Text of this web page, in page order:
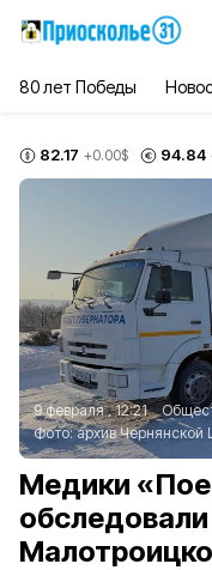
80 лет Победы
82.17 +0.00$ 94.84
9 февраля , 12:21
Фото:архив Чернянской
Медики
обследовали